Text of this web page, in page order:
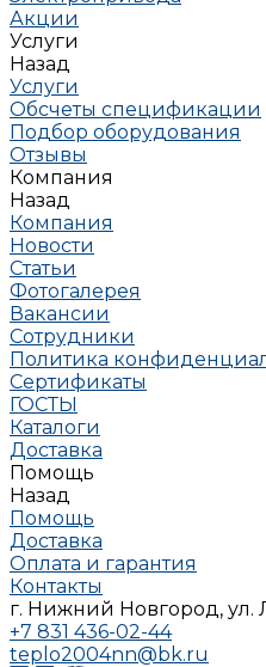
Акции
Услуги
Назад
Услуги
Обсчеты спецификации
Подбор оборудования
Отзывы
Компания
Назад
Компания
Новости
Статьи
Фотогалерея
Вакансии
Сотрудники
Политика
Сертификаты
ГОСТЫ
Каталоги
Доставка
Помощь
Назад
Помощь
Доставка
Оплата и гарантия
Контакты
г. Нижний Новгород, ул.
+7 831 436-02-44
teplo2004nn@bk.ru